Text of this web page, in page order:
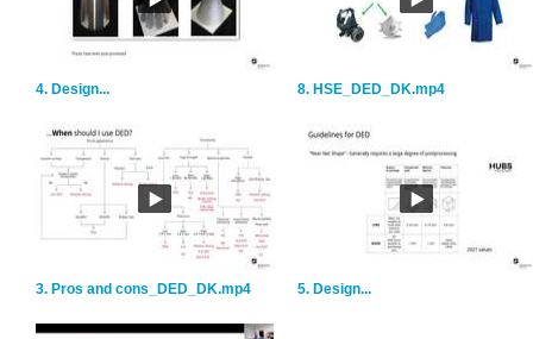
4. Design... 8. HSE_DED_DK.mp4
3. Pros and cons_DED_DK.mp4 5. Design...